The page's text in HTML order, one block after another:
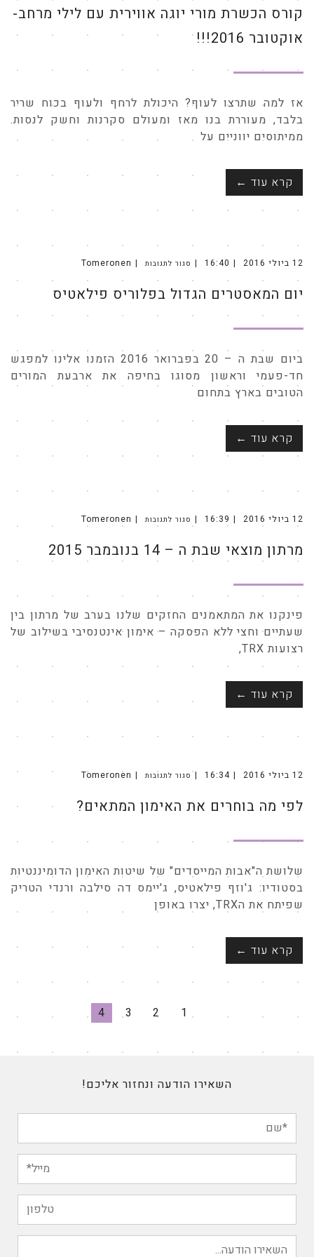
הכשרת
מורי
אווירית
קורס הכשרת מורי יוגה אווירית עם לילי מרחב-
אוקטובר 2016!!!
אז למה שתרצו לעוף? היכולת לרחף ולעוף בכוח שריר
בלבד, מעוררת בנו מאז ומעולם סקרנות וחשק לנסות.
ממיתוסים יווניים על
קרא עוד ←
12 ביולי 2016 16:40 סגור לתגובות
המאסטרים
הגדול
בפלוריס
Tomeronen
יום המאסטרים הגדול בפלוריס פילאטיס
ביום שבת ה – 20 בפברואר 2016 הזמנו אלינו למפגש
חד-פעמי וראשון מסוגו בחיפה את ארבעת המורים
הטובים בארץ בתחום
קרא עוד ←
12 ביולי 2016 16:39 סגור לתגובות
שבת
Tomeronen
מרתון מוצאי שבת ה – 14 בנובמבר 2015
פינקנו את המתאמנים החזקים שלנו בערב של מרתון בין
שעתיים וחצי ללא הפסקה – אימון אינטנסיבי בשילוב של
רצועות TRX,
קרא עוד ←
12 ביולי 2016 16:34 סגור לתגובות
בוחרים
האימון
Tomeronen
לפי מה בוחרים את האימון המתאים?
שלושת ה"אבות המייסדים" של שיטות האימון הדומיננטיות
בסטודיו: ג'וזף פילאטיס, ג'יימס דה סילבה ורנדי הטריק
שפיתח את הTRX, יצרו באופן
קרא עוד ←
1
2
3
4
השאירו הודעה ונחזור אליכם!